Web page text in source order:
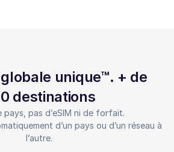
unique™. + de
destinations
pays, pas d’eSIM ni de forfait.
d’un pays ou d’un réseau à
l’autre.